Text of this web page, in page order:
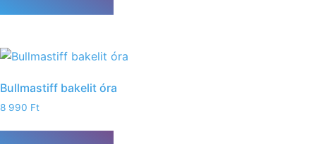
Bullmastiff bakelit óra
8 990 Ft